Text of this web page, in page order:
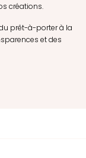
créations.
du prêt-à-porter à la
et des